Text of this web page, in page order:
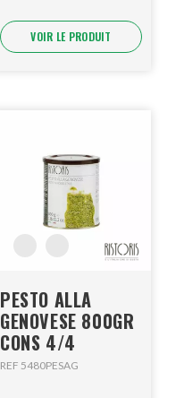
VOIR LE PRODUIT
PESTO ALLA
GENOVESE 800GR
CONS 4/4
REF 5480PESAG